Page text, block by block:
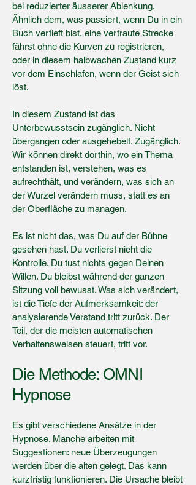
bei reduzierter äusserer Ablenkung.
Ähnlich dem, was passiert, wenn Du in ein
Buch vertieft bist, eine vertraute Strecke
fährst ohne die Kurven zu registrieren,
oder in diesem halbwachen Zustand kurz
vor dem Einschlafen, wenn der Geist sich
löst.
In diesem Zustand ist das
Unterbewusstsein zugänglich. Nicht
übergangen oder ausgehebelt. Zugänglich.
Wir können direkt dorthin, wo ein Thema
entstanden ist, verstehen, was es
aufrechthält, und verändern, was sich an
der Wurzel verändern muss, statt es an
der Oberfläche zu managen.
Es ist nicht das, was Du auf der Bühne
gesehen hast. Du verlierst nicht die
Kontrolle. Du tust nichts gegen Deinen
Willen. Du bleibst während der ganzen
Sitzung voll bewusst. Was sich verändert,
ist die Tiefe der Aufmerksamkeit: der
analysierende Verstand tritt zurück. Der
Teil, der die meisten automatischen
Verhaltensweisen steuert, tritt vor.
Die Methode: OMNI
Hypnose
Es gibt verschiedene Ansätze in der
Hypnose. Manche arbeiten mit
Suggestionen: neue Überzeugungen
werden über die alten gelegt. Das kann
kurzfristig funktionieren. Die Ursache bleibt